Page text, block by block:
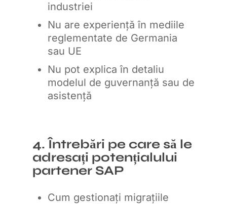
industriei
Nu are experiență în mediile
reglementate de Germania
sau UE
Nu pot explica în detaliu
modelul de guvernanță sau de
asistență
4. Întrebări pe care să le
adresați potențialului
partener SAP
Cum gestionați migrațiile